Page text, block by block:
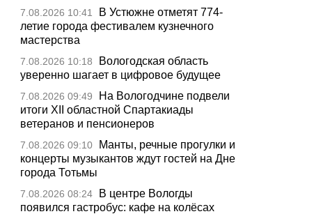
7.08.2026 10:41
В Устюжне отметят 774-
летие города фестивалем кузнечного
мастерства
7.08.2026 10:18
Вологодская область
уверенно шагает в цифровое будущее
7.08.2026 09:49
На Вологодчине подвели
итоги XII областной Спартакиады
ветеранов и пенсионеров
7.08.2026 09:10
Манты, речные прогулки и
концерты музыкантов ждут гостей на Дне
города Тотьмы
7.08.2026 08:24
В центре Вологды
появился гастробус: кафе на колёсах